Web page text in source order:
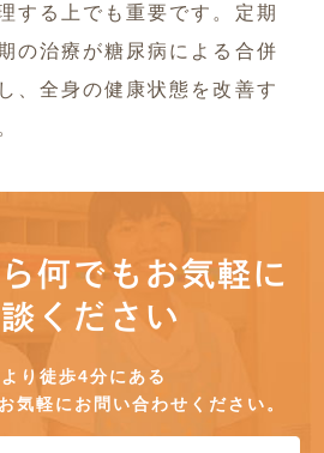
する上でも重要です。定期
の治療が糖尿病による合併
、全身の健康状態を改善す
何でもお気軽に
ください
り徒歩4分にある
気軽にお問い合わせください。